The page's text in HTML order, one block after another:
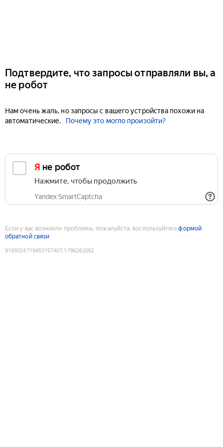
Подтвердите, что запросы отправляли вы, а
не робот
Нам очень жаль, но запросы с вашего устройства похожи на
автоматические.
Почему это могло произойти?
Я не робот
Нажмите, чтобы продолжить
Yandex SmartCaptcha
Если у вас возникли проблемы, пожалуйста, воспользуйтесьформой
обратной связи
9193554719453157407:1786262082